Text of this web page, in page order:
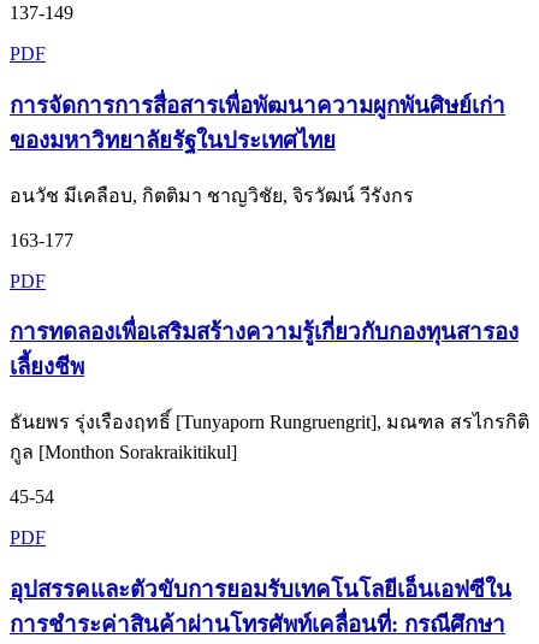
137-149
PDF
การจัดการการสื่อสารเพื่อพัฒนาความผูกพันศิษย์เก่า
ของมหาวิทยาลัยรัฐในประเทศไทย
อนวัช มีเคลือบ, กิตติมา ชาญวิชัย, จิรวัฒน์ วีรังกร
163-177
PDF
การทดลองเพื่อเสริมสร้างความรู้เกี่ยวกับกองทุนสารอง
เลี้ยงชีพ
ธันยพร รุ่งเรืองฤทธิ์ [Tunyaporn Rungruengrit], มณฑล สรไกรกิติ
กูล [Monthon Sorakraikitikul]
45-54
PDF
อุปสรรคและตัวขับการยอมรับเทคโนโลยีเอ็นเอฟซีใน
การชำระค่าสินค้าผ่านโทรศัพท์เคลื่อนที่: กรณีศึกษา